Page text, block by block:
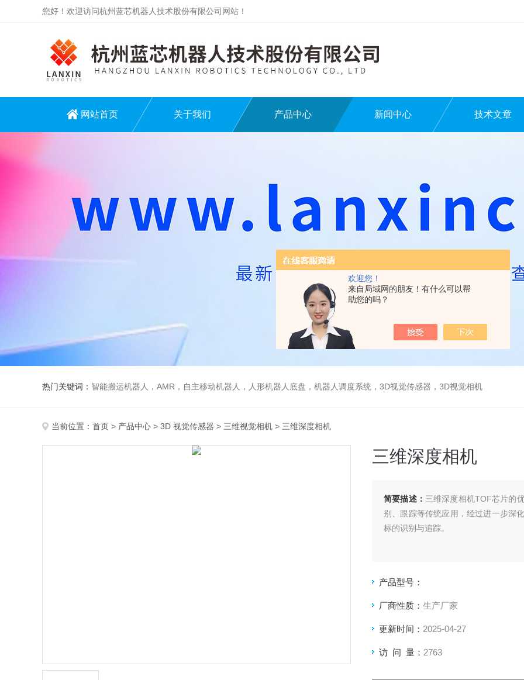
欢迎您！
来自局域网的朋友！有什么可以帮
助您的吗？
您好！欢迎访问杭州蓝芯机器人技术股份有限公司网站！
网站首页 关于我们 产品中心 新闻中心 技术文章
热门关键词： 智能搬运机器人，AMR，自主移动机器人，人形机器人底盘，机器人调度系统，3D视觉传感器，3D视觉相机
当前位置： 首页 > 产品中心 > 3D 视觉传感器 > 三维视觉相机 > 三维深度相机
三维深度相机
简要描述： 三维深度相机TOF芯片的
别、跟踪等传统应用，经过进一步深
标的识别与追踪。
产品型号：
厂商性质： 生产厂家
更新时间： 2025-04-27
访 问 量： 2763